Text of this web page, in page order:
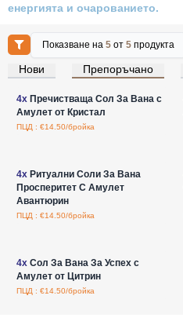
енергията и очарованието.
Показване на5 от5 продукта
Нови Препоръчано
Влезте за цени на едро
4xПречистваща Сол За Вана с
Амулет от Кристал
ПЦД : €14.50/бройка
4xРитуални Соли За Вана
Просперитет С Амулет
Авантюрин
ПЦД : €14.50/бройка
4xСол За Вана За Успех с
Амулет от Цитрин
ПЦД : €14.50/бройка